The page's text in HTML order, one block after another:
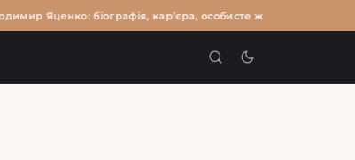
Яценко: біографія, кар’єра, особисте життя та цікаві